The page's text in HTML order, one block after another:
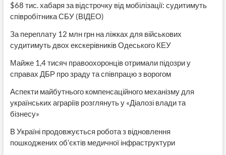
$68 тис. хабаря за відстрочку від мобілізації: судитимуть
співробітника СБУ (ВІДЕО)
За переплату 12 млн грн на ліжках для військових
судитимуть двох екскерівників Одеського КЕУ
Майже 1,4 тисяч правоохоронців отримали підозри у
справах ДБР про зраду та співпрацю з ворогом
Аспекти майбутнього компенсаційного механізму для
українських аграріїв розглянуть у «Діалозі влади та
бізнесу»
В Україні продовжується робота з відновлення
пошкоджених об’єктів медичної інфраструктури